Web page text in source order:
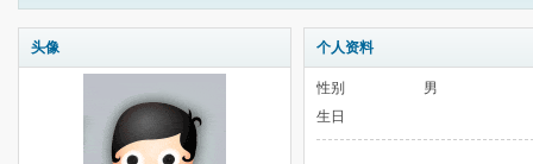
头像 个人资料
性别
男
生日